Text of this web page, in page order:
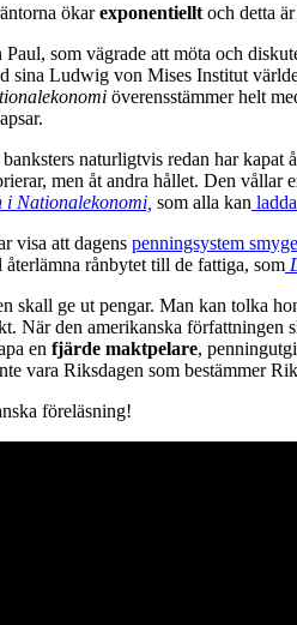
ökarexponentiellt och detta
som vägrade att möta och
sina Ludwig von Mises Institut
överensstämmer helt
naturligtvis redan har
men åt andra hållet. Den
i Nationalekonomi, som alla kan
visa att dagens penningsystem
rånbytet till de fattiga, som
skall ge ut pengar. Man kan tolka
När den amerikanska författningen
en fjärde maktpelare,
vara Riksdagen som bestämmer
föreläsning!